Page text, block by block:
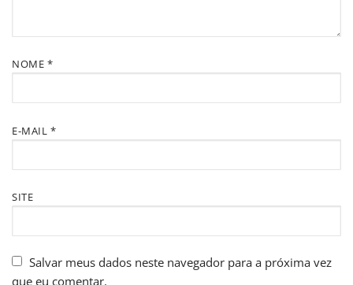
NOME *
E-MAIL *
SITE
Salvar meus dados neste navegador para a próxima vez
que eu comentar.